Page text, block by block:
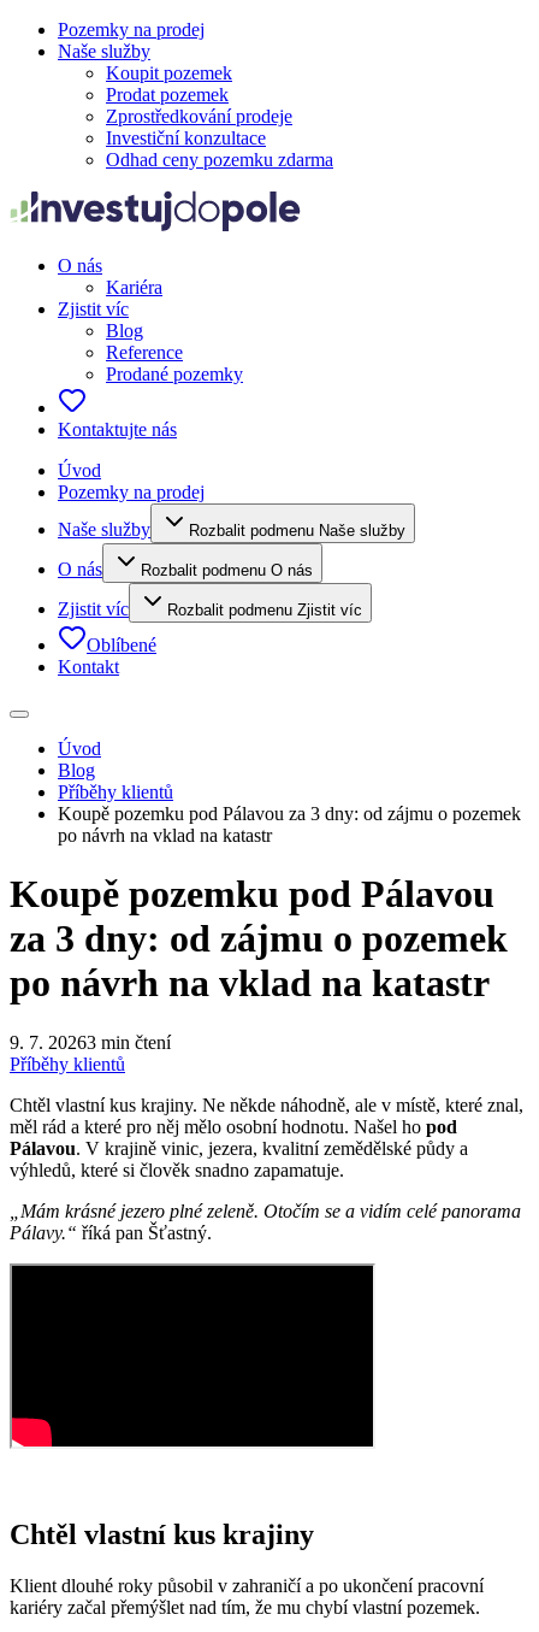
Pozemky na prodej
Naše služby
Koupit pozemek
Prodat pozemek
Zprostředkování prodeje
Investiční konzultace
Odhad ceny pozemku zdarma
O nás
Kariéra
Zjistit víc
Blog
Reference
Prodané pozemky
Kontaktujte nás
Úvod
Pozemky na prodej
Naše služby
Rozbalit podmenu Naše služby
O nás Rozbalit podmenu O nás
Zjistit víc Rozbalit podmenu Zjistit víc
Oblíbené
Kontakt
Úvod
Blog
Příběhy klientů
Koupě pozemku pod Pálavou za 3 dny: od zájmu o pozemek
po návrh na vklad na katastr
Koupě pozemku pod Pálavou
za 3 dny: od zájmu o pozemek
po návrh na vklad na katastr
9. 7. 20263 min čtení
Příběhy klientů
Chtěl vlastní kus krajiny. Ne někde náhodně, ale v místě, které znal,
měl rád a které pro něj mělo osobní hodnotu. Našel ho pod
Pálavou. V krajině vinic, jezera, kvalitní zemědělské půdy a
výhledů, které si člověk snadno zapamatuje.
„Mám krásné jezero plné zeleně. Otočím se a vidím celé panorama
Pálavy.“ říká pan Šťastný.
Chtěl vlastní kus krajiny
Klient dlouhé roky působil v zahraničí a po ukončení pracovní
kariéry začal přemýšlet nad tím, že mu chybí vlastní pozemek.